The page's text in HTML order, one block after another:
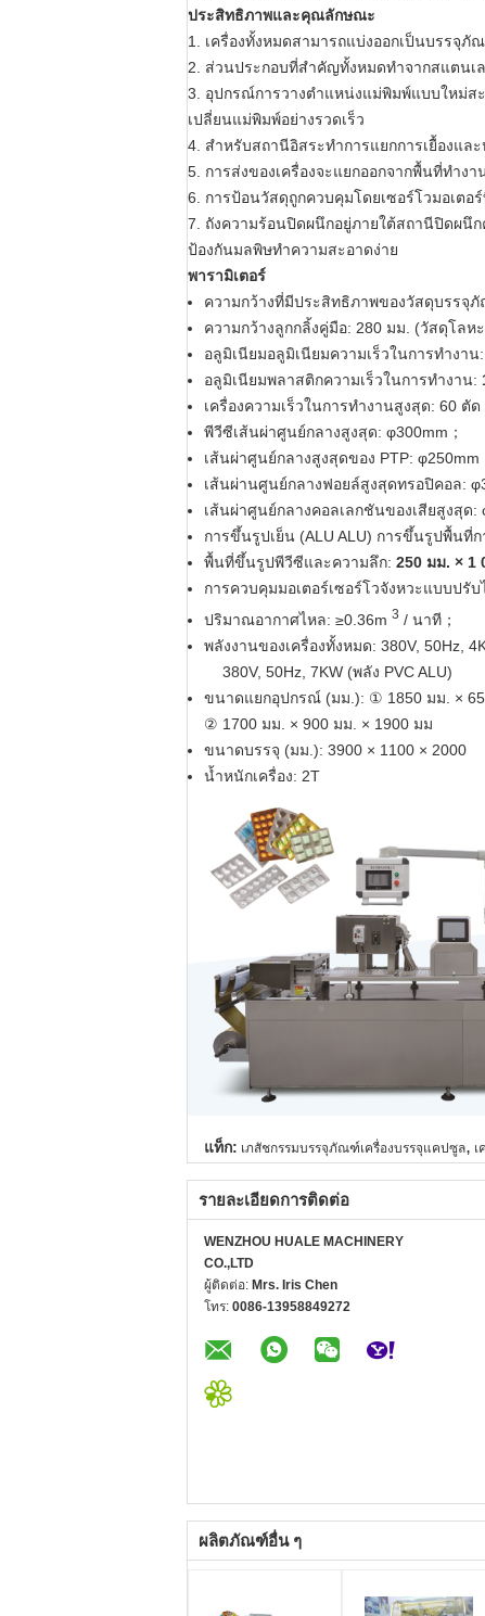
ประสิทธิภาพและคุณลักษณะ
1. เครื่องทั้งหมดสามารถแบ่งออกเป็นบรรจุ
2. ส่วนประกอบที่สำคัญทั้งหมดทำจากสแตน
3. อุปกรณ์การวางตำแหน่งแม่พิมพ์แบบใหม่ส
เปลี่ยนแม่พิมพ์อย่างรวดเร็ว
4. สำหรับสถานีอิสระทำการแยกการเยื้องแล
5. การส่งของเครื่องจะแยกออกจากพื้นที่ทำง
6. การป้อนวัสดุถูกควบคุมโดยเซอร์โวมอเต
7. ถังความร้อนปิดผนึกอยู่ภายใต้สถานีปิดผนึ
ป้องกันมลพิษทำความสะอาดง่าย
พารามิเตอร์
ความกว้างที่มีประสิทธิภาพของวัสดุบรรจุภั
ความกว้างลูกกลิ้งคู่มือ: 280 มม. (วัสดุโลห
อลูมิเนียมอลูมิเนียมความเร็วในการทำงาน:
อลูมิเนียมพลาสติกความเร็วในการทำงาน:
เครื่องความเร็วในการทำงานสูงสุด: 60 ตัด
พีวีซีเส้นผ่าศูนย์กลางสูงสุด: φ300mm；
เส้นผ่าศูนย์กลางสูงสุดของ PTP: φ250mm
เส้นผ่านศูนย์กลางฟอยล์สูงสุดทรอปิคอล:
เส้นผ่าศูนย์กลางคอลเลกชันของเสียสูงสุด:
การขึ้นรูปเย็น (ALU ALU) การขึ้นรูปพื้นที่
พื้นที่ขึ้นรูปพีวีซีและความลึก: 250 มม. × 1
การควบคุมมอเตอร์เซอร์โวจังหวะแบบปรั
ปริมาณอากาศไหล: ≥0.36m 3 / นาที；
พลังงานของเครื่องทั้งหมด: 380V, 50Hz,
380V, 50Hz, 7KW (พลัง PVC ALU)
ขนาดแยกอุปกรณ์ (มม.): ① 1850 มม. ×
② 1700 มม. × 900 มม. × 1900 มม
ขนาดบรรจุ (มม.): 3900 × 1100 × 2000
น้ำหนักเครื่อง: 2T
แท็ก: เภสัชกรรมบรรจุภัณฑ์เครื่องบรรจุแคปซูล, เ
รายละเอียดการติดต่อ
WENZHOU HUALE MACHINERY
CO.,LTD
ผู้ติดต่อ: Mrs. Iris Chen
โทร: 0086-13958849272
ผลิตภัณฑ์อื่น ๆ